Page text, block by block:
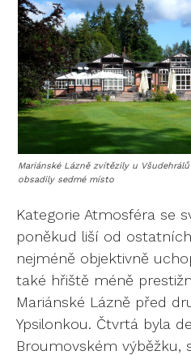
Mariánské Lázně zvítězily u
obsadily sedmé místo
Kategorie Atmosféra se
poněkud liší od
nejméně objektivně
také hřiště méně
Mariánské Lázně před
Ypsilonkou. Čtvrtá byla
Broumovském výběžku,